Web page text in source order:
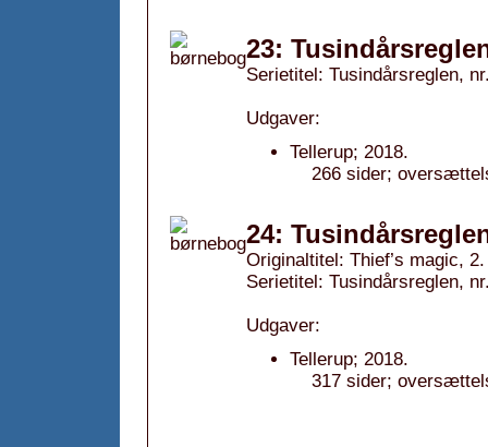
23:
Serietitel: Tusindårsreglen,
Udgaver:
Tellerup; 2018.
266 sider;
24:
Originaltitel: Thief’s magic,
Serietitel: Tusindårsreglen,
Udgaver:
Tellerup; 2018.
317 sider;